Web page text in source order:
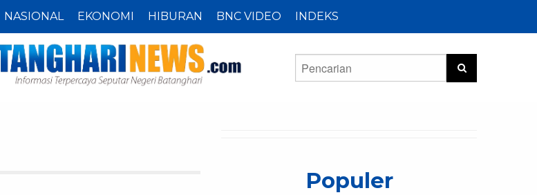
NASIONAL EKONOMI HIBURAN BNC VIDEO INDEKS
Populer